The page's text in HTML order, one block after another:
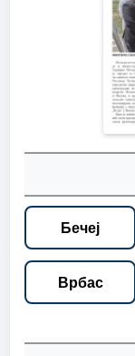
Бечеј
Врбас